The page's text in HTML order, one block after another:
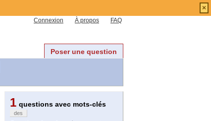
Connexion À propos FAQ
Poser une question
1 questions avec mots-clés
des
×